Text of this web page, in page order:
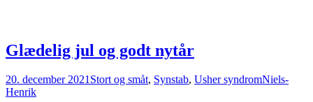
Glædelig jul og godt nytår
20. december 2021Stort og småt, Synstab, Usher syndromNiels-
Henrik